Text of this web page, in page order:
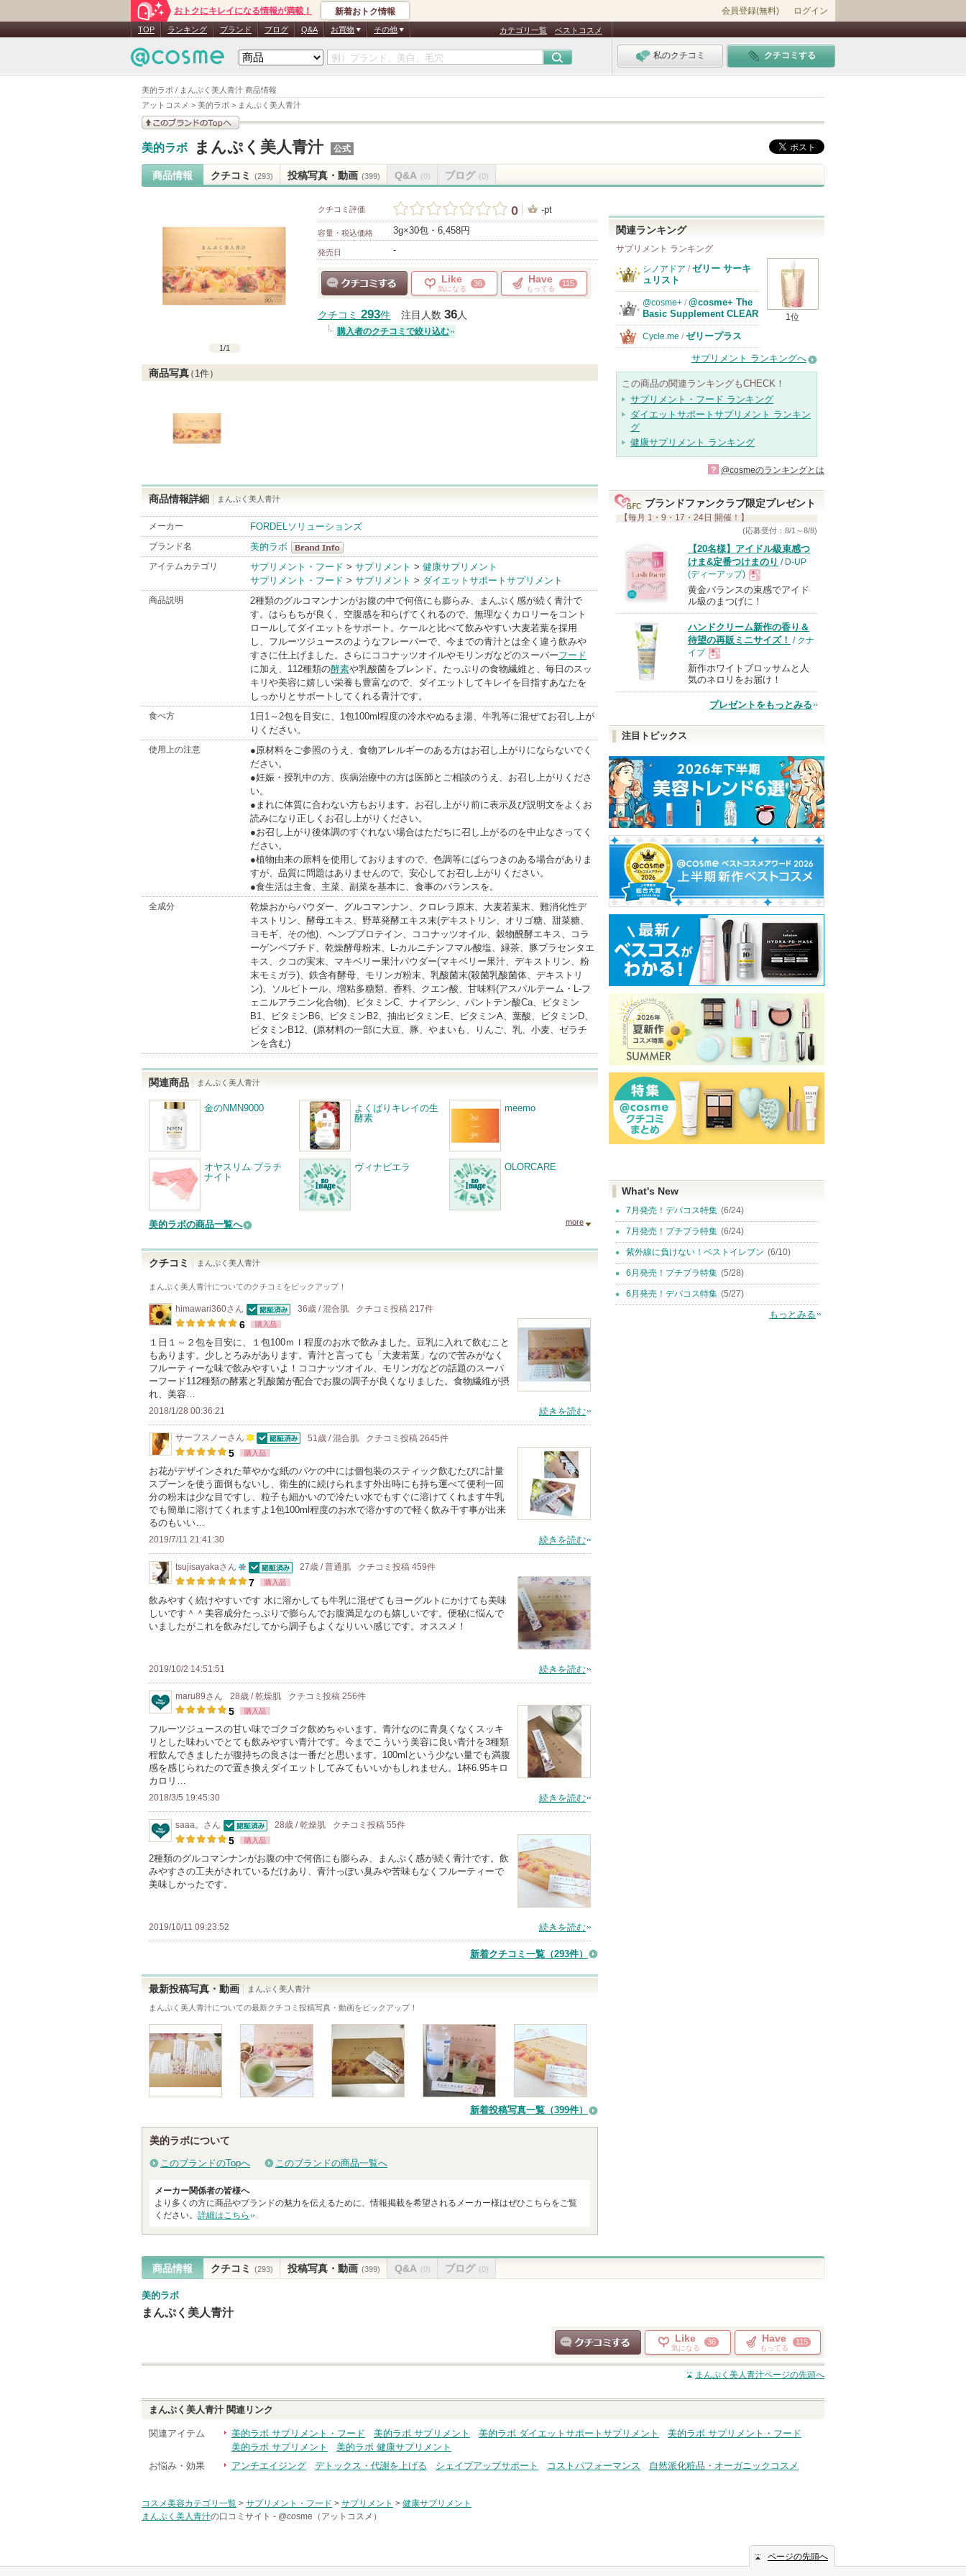
美的ラボ / まんぷく美人青汁 商品情報
アットコスメ > 美的ラボ > まんぷく美人青汁
おトクにキレイになる情報が満載！ 新着おトク情報 会員登録(無料) ログイン
TOP ランキング ブランド ブログ Q&A お買物 その他 カテゴリ一覧 ベストコスメ
私のクチコミ クチコミする
このブランドの情報を
美的ラボ まんぷく美人青汁 公式
商品情報 クチコミ (293) 投稿写真・動画 (399) Q&A (0) ブログ (0)
1/1
クチコミ評価 0 -pt
容量・税込価格 3g×30包・6,458円
発売日 -
Like
気になる
36 Have
もってる
115
クチコミ 293件 注目人数 36人
購入者のクチコミで絞り込む
商品写真（ 1件）
商品情報詳細 まんぷく美人青汁
メーカー FORDELソリューションズ
ブランド名
美的ラボ
美的ラボ
BrandInfo
アイテムカテゴリ サプリメント・フード > サプリメント > 健康サプリメント
サプリメント・フード > サプリメント > ダイエットサポートサプリメント
商品説明
2種類のグルコマンナンがお腹の中で何倍にも膨らみ、まんぷく感が続く青汁で
す。はらもちが良く、空腹感を和らげてくれるので、無理なくカロリーをコント
ロールしてダイエットをサポート。ケールと比べて飲みやすい大麦若葉を採用
し、フルーツジュースのようなフレーバーで、今までの青汁とは全く違う飲みや
すさに仕上げました。さらにココナッツオイルやモリンガなどのスーパーフード
に加え、112種類の酵素や乳酸菌をブレンド。たっぷりの食物繊維と、毎日のスッ
キリや美容に嬉しい栄養も豊富なので、ダイエットしてキレイを目指すあなたを
しっかりとサポートしてくれる青汁です。
食べ方
1日1～2包を目安に、1包100ml程度の冷水やぬるま湯、牛乳等に混ぜてお召し上が
りください。
使用上の注意
●原材料をご参照のうえ、食物アレルギーのある方はお召し上がりにならないでく
ださい。
●妊娠・授乳中の方、疾病治療中の方は医師とご相談のうえ、お召し上がりくださ
い。
●まれに体質に合わない方もおります。お召し上がり前に表示及び説明文をよくお
読みになり正しくお召し上がりください。
●お召し上がり後体調のすぐれない場合はただちに召し上がるのを中止なさってく
ださい。
●植物由来の原料を使用しておりますので、色調等にばらつきのある場合がありま
すが、品質に問題はありませんので、安心してお召し上がりください。
●食生活は主食、主菜、副菜を基本に、食事のバランスを。
全成分
乾燥おからパウダー、グルコマンナン、クロレラ原末、大麦若葉末、難消化性デ
キストリン、酵母エキス、野草発酵エキス末(デキストリン、オリゴ糖、甜菜糖、
ヨモギ、その他)、ヘンププロテイン、ココナッツオイル、穀物醗酵エキス、コラ
ーゲンペプチド、乾燥酵母粉末、L-カルニチンフマル酸塩、緑茶、豚プラセンタエ
キス、クコの実末、マキベリー果汁パウダー(マキベリー果汁、デキストリン、粉
末モミガラ)、鉄含有酵母、モリンガ粉末、乳酸菌末(殺菌乳酸菌体、デキストリ
ン)、ソルビトール、増粘多糖類、香料、クエン酸、甘味料(アスパルテーム・L-フ
ェニルアラニン化合物)、ビタミンC、ナイアシン、パントテン酸Ca、ビタミン
B1、ビタミンB6、ビタミンB2、抽出ビタミンE、ビタミンA、葉酸、ビタミンD、
ビタミンB12、(原材料の一部に大豆、豚、やまいも、りんご、乳、小麦、ゼラチ
ンを含む)
関連商品 まんぷく美人青汁
金のNMN9000
よくばりキレイの生
酵素
meemo
オヤスリム プラチ
ナイト
ヴィナピエラ OLORCARE
美的ラボの商品一覧へ more
クチコミ まんぷく美人青汁
まんぷく美人青汁についてのクチコミをピックアップ！
himawari360さん
認証済
36歳 / 混合肌 クチコミ投稿 217件
6 購入品
１日１～２包を目安に、１包100ｍｌ程度のお水で飲みました。豆乳に入れて飲むこと
もあります。少しとろみがあります。青汁と言っても「大麦若葉」なので苦みがなく
フルーティーな味で飲みやすいよ！ココナッツオイル、モリンガなどの話題のスーパ
ーフード112種類の酵素と乳酸菌が配合でお腹の調子が良くなりました。食物繊維が摂
れ、美容…
2018/1/28 00:36:21 続きを読む
サーフスノーさん
100
人
以
上
ン
バ
ー
に
お
り
登
録
さ
れ
ま
す
認証済
51歳 / 混合肌 クチコミ投稿 2645件
5 購入品
お花がデザインされた華やかな紙のパケの中には個包装のスティック飲むたびに計量
スプーンを使う面倒もないし、衛生的に続けられます外出時にも持ち運べて便利一回
分の粉末は少な目ですし、粒子も細かいので冷たい水でもすぐに溶けてくれます牛乳
でも簡単に溶けてくれますよ1包100ml程度のお水で溶かすので軽く飲み干す事が出来
るのもいい…
2019/7/11 21:41:30 続きを読む
tsujisayakaさん
10
人
以
上
ン
バ
ー
に
お
気
り
登
録
さ
ま
認証済
27歳 / 普通肌 クチコミ投稿 459件
7 購入品
飲みやすく続けやすいです 水に溶かしても牛乳に混ぜてもヨーグルトにかけても美味
しいです＾＾美容成分たっぷりで膨らんでお腹満足なのも嬉しいです。便秘に悩んで
いましたがこれを飲みだしてから調子もよくなりいい感じです。オススメ！
2019/10/2 14:51:51 続きを読む
maru89さん 28歳 / 乾燥肌 クチコミ投稿 256件
5 購入品
フルーツジュースの甘い味でゴクゴク飲めちゃいます。青汁なのに青臭くなくスッキ
リとした味わいでとても飲みやすい青汁です。今までこういう美容に良い青汁を3種類
程飲んできましたが腹持ちの良さは一番だと思います。100mlという少ない量でも満腹
感を感じられたので置き換えダイエットしてみてもいいかもしれません。1杯6.95キロ
カロリ…
2018/3/5 19:45:30 続きを読む
saaa。 さん
認証済
28歳 / 乾燥肌 クチコミ投稿 55件
5 購入品
2種類のグルコマンナンがお腹の中で何倍にも膨らみ、まんぷく感が続く青汁です。飲
みやすさの工夫がされているだけあり、青汁っぽい臭みや苦味もなくフルーティーで
美味しかったです。
2019/10/11 09:23:52 続きを読む
新着クチコミ一覧 （293件）
最新投稿写真・動画 まんぷく美人青汁
まんぷく美人青汁についての最新クチコミ投稿写真・動画をピックアップ！
新着投稿写真一覧（399件）
美的ラボについて
このブランドのTopへ このブランドの商品一覧へ
メーカー関係者の皆様へ
より多くの方に商品やブランドの魅力を伝えるために、情報掲載を希望されるメーカー様はぜひこちらをご覧
ください。 詳細はこちら
関連ランキング
サプリメント ランキング
1位
シノアドア / ゼリー サーキ
ュリスト
@cosme+ / @cosme+ The
Basic Supplement CLEAR
Cycle.me / ゼリープラス
サプリメント ランキングへ
この商品の関連ランキングもCHECK！
サプリメント・フード ランキング
ダイエットサポートサプリメント ランキン
グ
健康サプリメント ランキング
? @cosmeのランキングとは
ブランドファンクラブ限定プレゼント
【毎月 1・9・17・24日 開催！】
(応募受付：8/1～8/8)
【20名様】アイドル級束感つ
けま&定番つけまのり / D-UP
(ディーアップ)
現
品
黄金バランスの束感でアイド
ル級のまつげに！
ハンドクリーム新作の香り＆
待望の再販ミニサイズ！ / クナ
イプ
現
品
新作ホワイトブロッサムと人
気のネロリをお届け！
プレゼントをもっとみる
注目トピックス
What's New
7月発売！デパコス特集 (6/24)
7月発売！プチプラ特集 (6/24)
紫外線に負けない！ベストイレブン (6/10)
6月発売！プチプラ特集 (5/28)
6月発売！デパコス特集 (5/27)
もっとみる
商品情報 クチコミ (293) 投稿写真・動画 (399) Q&A (0) ブログ (0)
美的ラボ
まんぷく美人青汁
クチコミする
Like
気になる
36 Have
もってる
115
まんぷく美人青汁ページの先頭へ
まんぷく美人青汁関連リンク
関連アイテム 美的ラボ サプリメント・フード 美的ラボ サプリメント 美的ラボ ダイエットサポートサプリメント
美的ラボ サプリメント・フード
美的ラボ サプリメント
美的ラボ 健康サプリメント
お悩み・効果
アンチエイジング デトックス・代謝を上げる シェイプアップサポート コストパフォーマンス 自然派化粧品・オーガニックコスメ
コスメ美容カテゴリ一覧 > サプリメント・フード > サプリメント > 健康サプリメント
まんぷく美人青汁の口コミサイト - @cosme（アットコスメ）
ページの先頭へ